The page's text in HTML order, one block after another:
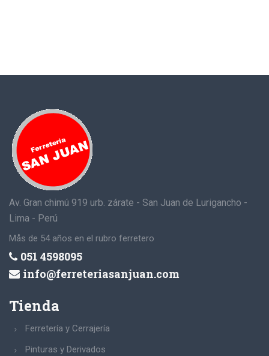
Av. Gran chimú 919 urb. zárate - San Juan de Lurigancho -
Lima - Perú
Mås de 54 años en el rubro ferretero
051 4598095
info@ferreteriasanjuan.com
Tienda
Ferretería y Cerrajería
Pinturas y Derivados